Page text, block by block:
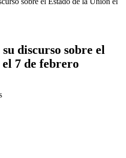
discurso sobre el
7 de febrero